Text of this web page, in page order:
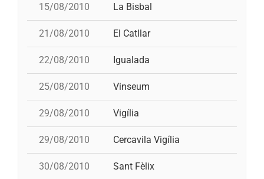
15/08/2010 La Bisbal
21/08/2010 El Catllar
22/08/2010 Igualada
25/08/2010 Vinseum
29/08/2010 Vigília
29/08/2010 Cercavila Vigília
30/08/2010 Sant Fèlix